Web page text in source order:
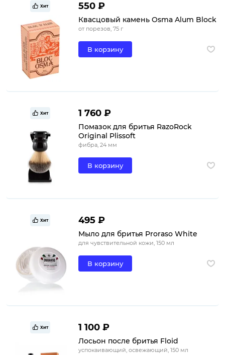
Хит 550 ₽
Квасцовый камень Osma Alum Block
от порезов, 75 г
В корзину
Хит 1 760 ₽
Помазок для бритья RazoRock
Original Plissoft
фибра, 24 мм
В корзину
Хит 495 ₽
Мыло для бритья Proraso White
для чувствительной кожи, 150 мл
В корзину
Хит 1 100 ₽
Лосьон после бритья Floid
успокаивающий, освежающий, 150 мл